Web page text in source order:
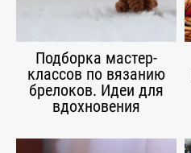
Подборка мастер-
классов по вязанию
брелоков. Идеи для
вдохновения